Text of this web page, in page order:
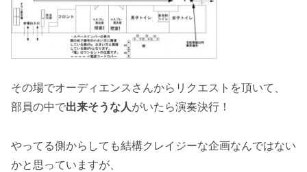
その場でオーディエンスさんからリクエストを頂いて、
部員の中で出来そうな人がいたら演奏決行！
やってる側からしても結構クレイジーな企画なんではない
かと思っていますが、